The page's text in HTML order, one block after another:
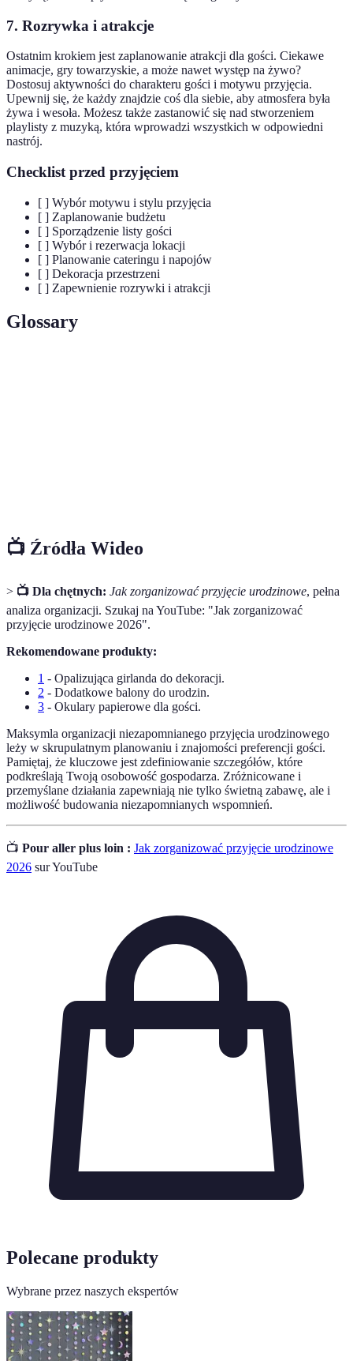
7. Rozrywka i atrakcje
Ostatnim krokiem jest zaplanowanie atrakcji dla gości. Ciekawe
animacje, gry towarzyskie, a może nawet występ na żywo?
Dostosuj aktywności do charakteru gości i motywu przyjęcia.
Upewnij się, że każdy znajdzie coś dla siebie, aby atmosfera była
żywa i wesoła. Możesz także zastanowić się nad stworzeniem
playlisty z muzyką, która wprowadzi wszystkich w odpowiedni
nastrój.
Checklist przed przyjęciem
[ ] Wybór motywu i stylu przyjęcia
[ ] Zaplanowanie budżetu
[ ] Sporządzenie listy gości
[ ] Wybór i rezerwacja lokacji
[ ] Planowanie cateringu i napojów
[ ] Dekoracja przestrzeni
[ ] Zapewnienie rozrywki i atrakcji
Glossary
📺 Źródła Wideo
> 📺 Dla chętnych: Jak zorganizować przyjęcie urodzinowe, pełna
analiza organizacji. Szukaj na YouTube: "Jak zorganizować
przyjęcie urodzinowe 2026".
Rekomendowane produkty:
1 - Opalizująca girlanda do dekoracji.
2 - Dodatkowe balony do urodzin.
3 - Okulary papierowe dla gości.
Maksymla organizacji niezapomnianego przyjęcia urodzinowego
leży w skrupulatnym planowaniu i znajomości preferencji gości.
Pamiętaj, że kluczowe jest zdefiniowanie szczegółów, które
podkreślają Twoją osobowość gospodarza. Zróżnicowane i
przemyślane działania zapewniają nie tylko świetną zabawę, ale i
możliwość budowania niezapomnianych wspomnień.
📺 Pour aller plus loin : Jak zorganizować przyjęcie urodzinowe
2026 sur YouTube
Polecane produkty
Wybrane przez naszych ekspertów